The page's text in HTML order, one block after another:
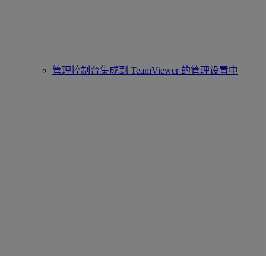
管理控制台集成到 TeamViewer 的管理设置中